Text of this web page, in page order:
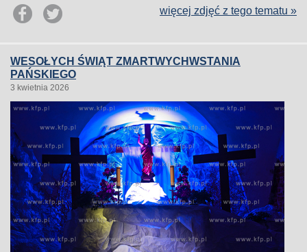
więcej zdjęć z tego tematu »
WESOŁYCH ŚWIĄT ZMARTWYCHWSTANIA
PAŃSKIEGO
3 kwietnia 2026